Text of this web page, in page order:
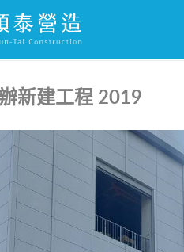
新建工程 2019